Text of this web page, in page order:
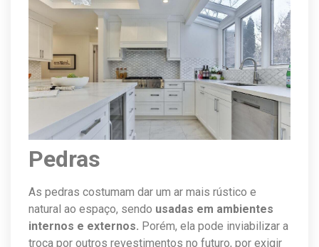
Pedras
As pedras costumam dar um ar mais rústico e
natural ao espaço, sendo usadas em ambientes
internos e externos. Porém, ela pode inviabilizar a
troca por outros revestimentos no futuro, por exigir